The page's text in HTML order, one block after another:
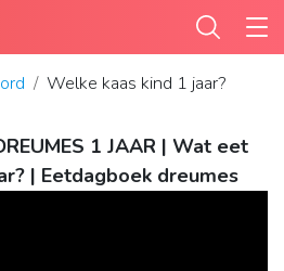
Welke kaas kind 1 jaar?
1 JAAR | Wat eet
| Eetdagboek dreumes